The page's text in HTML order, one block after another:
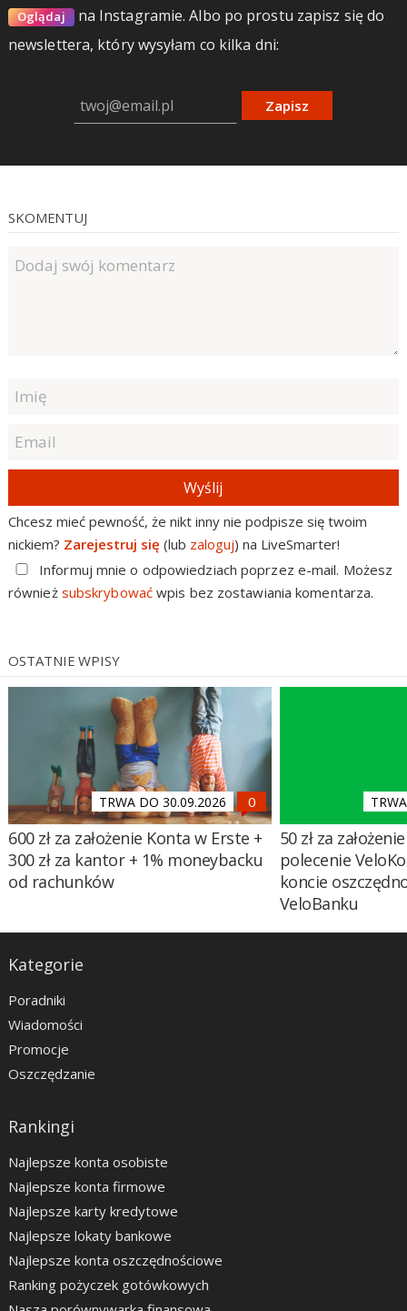
Oglądaj na Instagramie.Albo po prostu zapisz się do
newslettera, który wysyłam co kilka dni:
Zapisz
SKOMENTUJ
Wyślij
Chcesz mieć pewność, że nikt inny nie podpisze się twoim
nickiem? Zarejestruj się (lub zaloguj) na LiveSmarter!
Informuj mnie o odpowiedziach poprzez e-mail. Możesz
również subskrybowaćwpis bez zostawiania komentarza.
OSTATNIE WPISY
TRWA DO 30.09.2026
600 zł za założenie Konta w Erste +
300 zł za kantor + 1% moneybacku
od rachunków
50 zł za
polecenie
koncie
VeloBanku
Kategorie
Poradniki
Wiadomości
Promocje
Oszczędzanie
Rankingi
Najlepsze konta osobiste
Najlepsze konta firmowe
Najlepsze karty kredytowe
Najlepsze lokaty bankowe
Najlepsze konta oszczędnościowe
Ranking pożyczek gotówkowych